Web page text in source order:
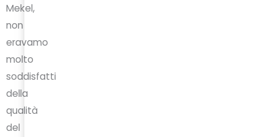
Mekel,
non
eravamo
molto
soddisfatti
della
qualità
del